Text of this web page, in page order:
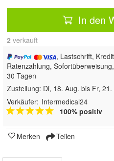
In den
2 verkauft
, Lastschrift,
Ratenzahlung,
30 Tagen
Zustellung: Di, 18. Aug. bis Fr, 21.
Verkäufer: Intermedical24
100% positiv
Merken Teilen